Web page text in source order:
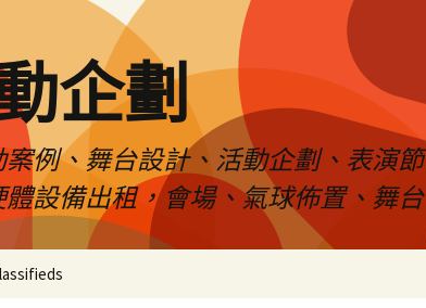
企劃
例、舞台設計、活動企劃、表演
設備出租，會場、氣球佈置、舞